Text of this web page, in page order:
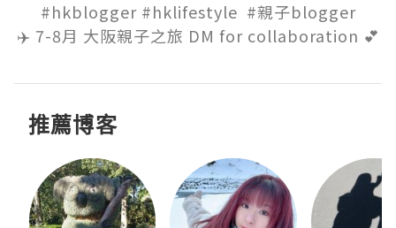
✈️ 7-8月 大阪親子之旅 DM for collaboration 💕
推薦博客